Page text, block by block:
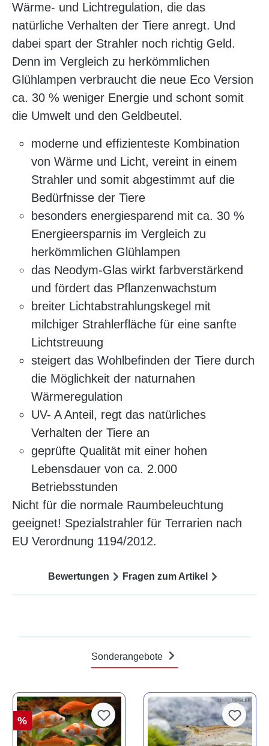
Wärme- und Lichtregulation, die das
natürliche Verhalten der Tiere anregt. Und
dabei spart der Strahler noch richtig Geld.
Denn im Vergleich zu herkömmlichen
Glühlampen verbraucht die neue Eco Version
ca. 30 % weniger Energie und schont somit
die Umwelt und den Geldbeutel.
moderne und effizienteste Kombination
von Wärme und Licht, vereint in einem
Strahler und somit abgestimmt auf die
Bedürfnisse der Tiere
besonders energiesparend mit ca. 30 %
Energieersparnis im Vergleich zu
herkömmlichen Glühlampen
das Neodym-Glas wirkt farbverstärkend
und fördert das Pflanzenwachstum
breiter Lichtabstrahlungskegel mit
milchiger Strahlerfläche für eine sanfte
Lichtstreuung
steigert das Wohlbefinden der Tiere durch
die Möglichkeit der naturnahen
Wärmeregulation
UV- A Anteil, regt das natürliches
Verhalten der Tiere an
geprüfte Qualität mit einer hohen
Lebensdauer von ca. 2.000
Betriebsstunden
Nicht für die normale Raumbeleuchtung
geeignet! Spezialstrahler für Terrarien nach
EU Verordnung 1194/2012.
Bewertungen Fragen zum Artikel
Sonderangebote
%